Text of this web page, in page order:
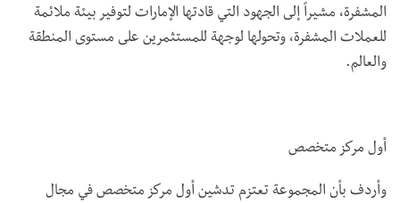
المشفرة، مشيراً إلى الجهود التي قادتها الإمارات لتوفير بيئة ملائمة
للعملات المشفرة، وتحولها لوجهة للمستثمرين على مستوى المنطقة
والعالم.
أول مركز متخصص
وأردف بأن المجموعة تعتزم تدشين أول مركز متخصص في مجال